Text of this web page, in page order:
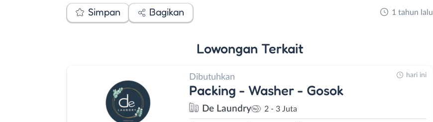
Simpan Bagikan 1 tahun lalu
Lowongan Terkait
Dibutuhkan
Packing - Washer - Gosok
De Laundry 2 - 3 Juta
hari ini